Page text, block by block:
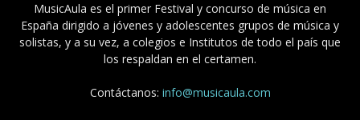
MusicAula es el primer Festival y concurso de música en
España dirigido a jóvenes y adolescentes grupos de música y
solistas, y a su vez, a colegios e Institutos de todo el país que
los respaldan en el certamen.
Contáctanos: info@musicaula.com